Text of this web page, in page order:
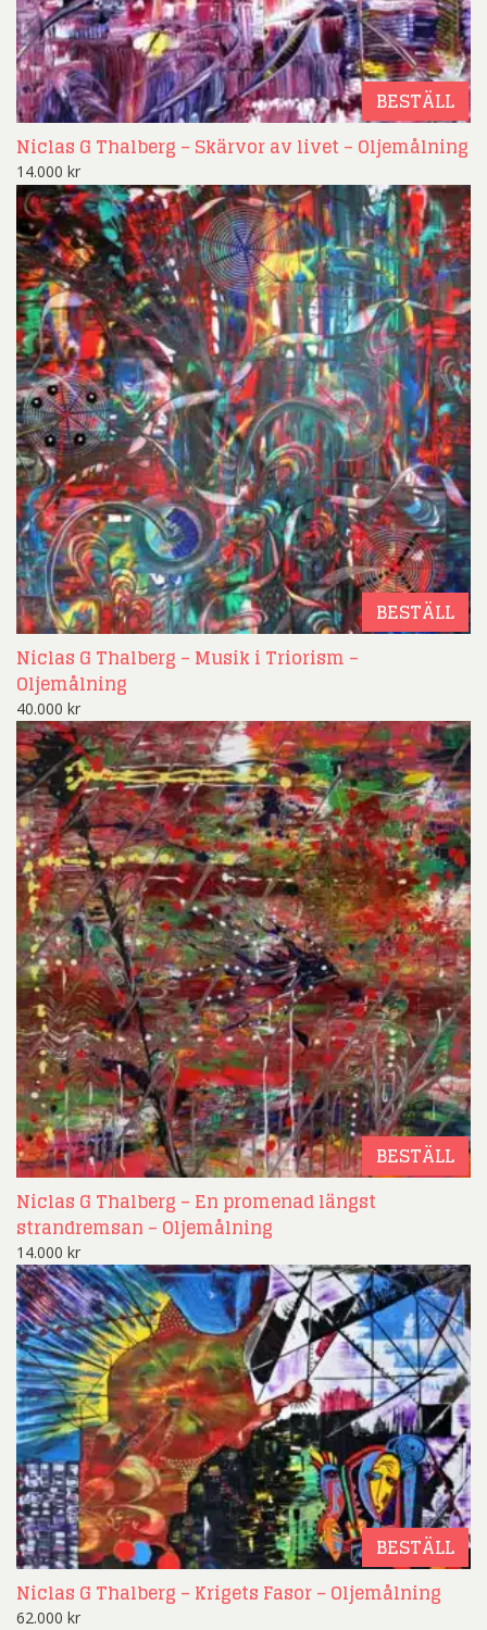
BESTÄLL
Niclas G Thalberg – Skärvor av livet – Oljemålning
14.000 kr
BESTÄLL
Niclas G Thalberg – Musik i Triorism –
Oljemålning
40.000 kr
BESTÄLL
Niclas G Thalberg – En promenad längst
strandremsan – Oljemålning
14.000 kr
BESTÄLL
Niclas G Thalberg – Krigets Fasor – Oljemålning
62.000 kr